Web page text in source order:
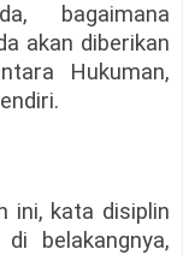
bagaimana
akan diberikan
Hukuman,
ini, kata disiplin
belakangnya,